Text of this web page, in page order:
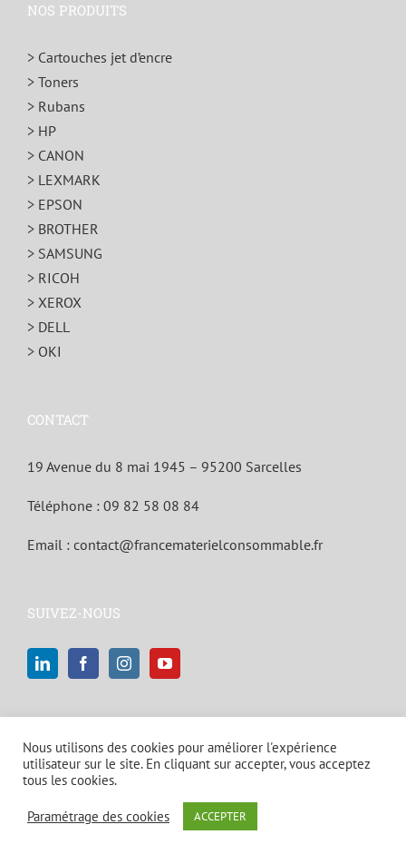
NOS PRODUITS
> Cartouches jet d’encre
> Toners
> Rubans
> HP
> CANON
> LEXMARK
> EPSON
> BROTHER
> SAMSUNG
> RICOH
> XEROX
> DELL
> OKI
CONTACT
19 Avenue du 8 mai 1945 – 95200 Sarcelles
Téléphone : 09 82 58 08 84
Email : contact@francematerielconsommable.fr
SUIVEZ-NOUS
© Copyright 2021 | Tous droits réservés |Mentions légales et politique
de confidentialité
Nous utilisons des cookies pour améliorer l'expérience
utilisateur sur le site. En cliquant sur accepter, vous acceptez
tous les cookies.
Paramétrage des cookies ACCEPTER